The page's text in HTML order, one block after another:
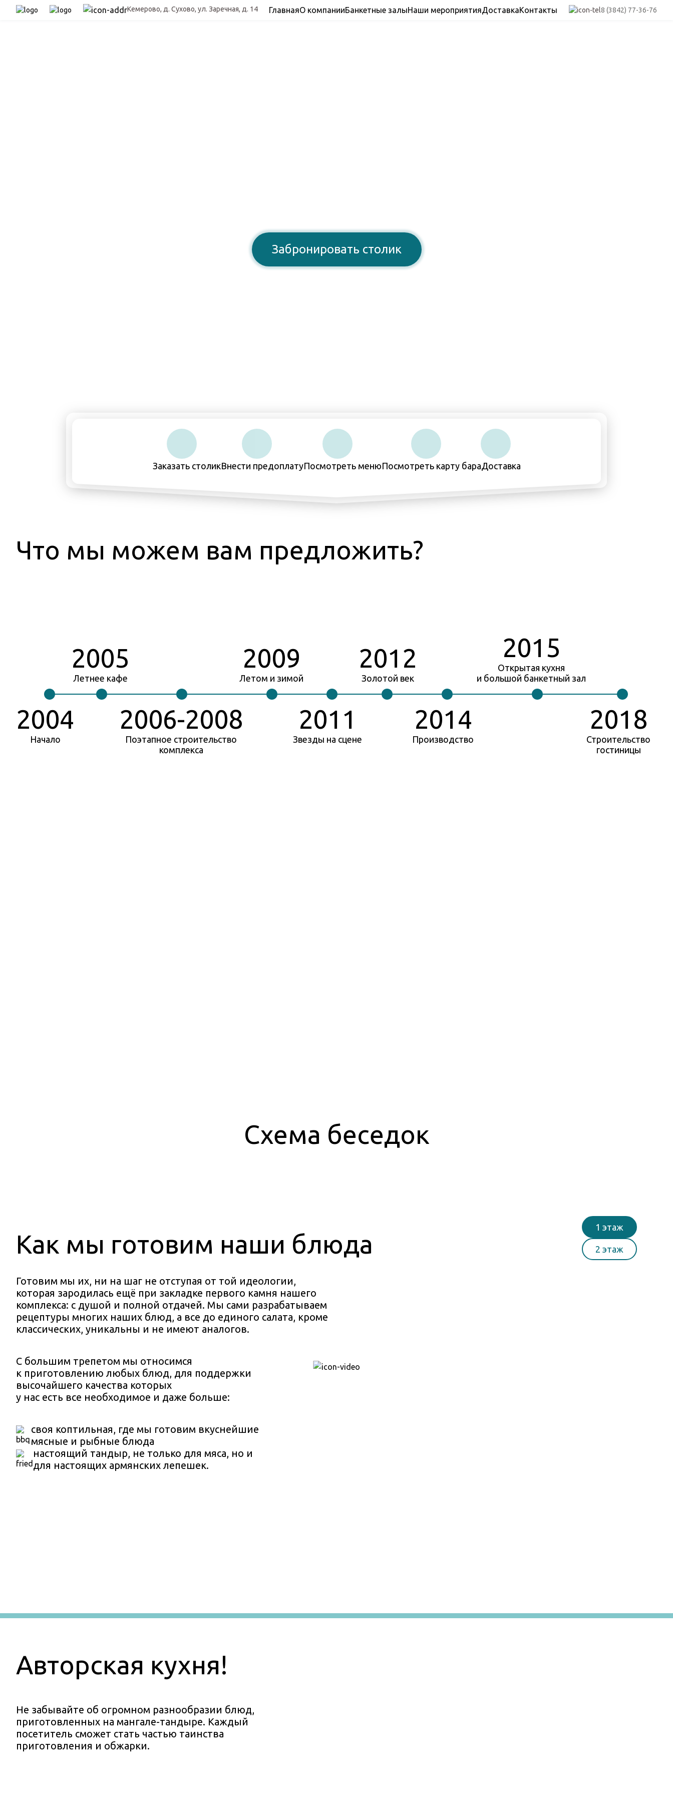
Кемерово, д. Сухово, ул. Заречная, д. 14 ГлавнаяО компанииБанкетные залыНаши мероприятияДоставкаКонтакты 8 (3842) 77-36-76
Забронировать столик
Заказать столикВнести предоплатуПосмотреть менюПосмотреть карту бараДоставка
Что мы можем вам предложить?
2005
Летнее кафе
2009
Летом и зимой
2012
Золотой век
2015
Открытая кухня
и большой банкетный зал
2004
Начало
2006-2008
Поэтапное строительство
комплекса
2011
Звезды на сцене
2014
Производство
2018
Строительство
гостиницы
Схема беседок
1 этаж
2 этаж
Как мы готовим наши блюда
Готовим мы их, ни на шаг не отступая от той идеологии,
которая зародилась ещё при закладке первого камня нашего
комплекса: с душой и полной отдачей. Мы сами разрабатываем
рецептуры многих наших блюд, а все до единого салата, кроме
классических, уникальны и не имеют аналогов.
С большим трепетом мы относимся
к приготовлению любых блюд, для поддержки
высочайшего качества которых
у нас есть все необходимое и даже больше:
своя коптильная, где мы готовим вкуснейшие
мясные и рыбные блюда
настоящий тандыр, не только для мяса, но и
для настоящих армянских лепешек.
Авторская кухня!
Не забывайте об огромном разнообразии блюд,
приготовленных на мангале-тандыре. Каждый
посетитель сможет стать частью таинства
приготовления и обжарки.